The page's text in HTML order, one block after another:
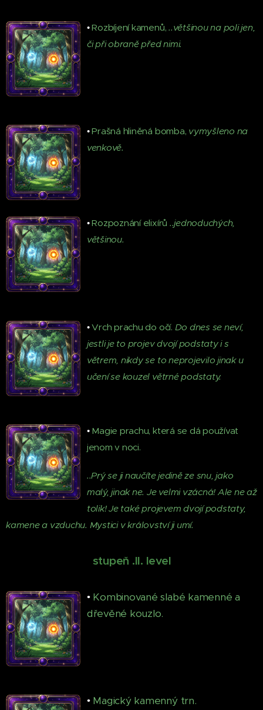
•Rozbíjení kamenů,..většinou na poli jen,
či při obraně před nimi.
•Prašná hliněná bomba, vymyšleno na
venkově.
•Rozpoznání elixírů ..jednoduchých,
většinou.
•Vrch prachu do očí. Do dnes se neví,
jestli je to projev dvojí podstaty i s
větrem, nikdy se to neprojevilo jinak u
učení se kouzel větrné podstaty.
•Magie prachu, která se dá používat
jenom v noci.
..Prý se ji naučíte jedině ze snu, jako
malý, jinak ne. Je velmi vzácná! Ale ne až
tolik! Je také projevem dvojí podstaty,
kamene a vzduchu. Mystici v království ji umí.
stupeň .II. level
•Kombinované slabé kamenné a
dřevěné kouzlo.
•Magický kamenný trn.